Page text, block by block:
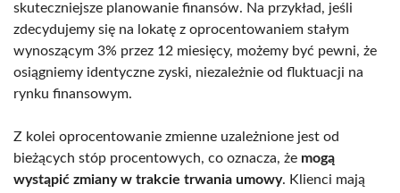
skuteczniejsze planowanie finansów. Na przykład, jeśli
zdecydujemy się na lokatę z oprocentowaniem stałym
wynoszącym 3% przez 12 miesięcy, możemy być pewni, że
osiągniemy identyczne zyski, niezależnie od fluktuacji na
rynku finansowym.
Z kolei oprocentowanie zmienne uzależnione jest od
bieżących stóp procentowych, co oznacza, że mogą
wystąpić zmiany w trakcie trwania umowy. Klienci mają